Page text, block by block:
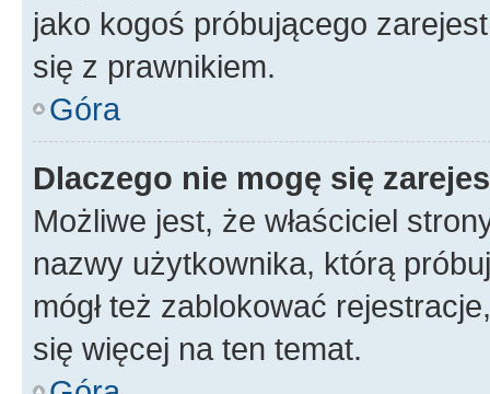
jako kogoś próbującego
się z prawnikiem.
Góra
Dlaczego nie mogę się
Możliwe jest, że właściciel
nazwy użytkownika, którą
mógł też zablokować
się więcej na ten temat.